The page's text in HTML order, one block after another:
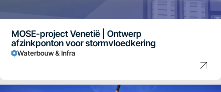
MOSE-project Venetië | Ontwerp
afzinkponton voor stormvloedkering
Waterbouw & Infra